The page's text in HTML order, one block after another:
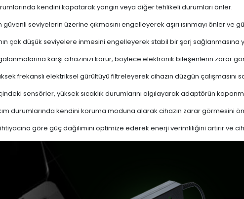
kendini kapatarak yangın veya diğer tehlikeli durumları önler.
güvenli seviyelerin üzerine çıkmasını engelleyerek aşırı ısınmayı önler ve
çok düşük seviyelere inmesini engelleyerek stabil bir şarj sağlanmasına
karşı cihazınızı korur, böylece elektronik bileşenlerin zarar
frekanslı elektriksel gürültüyü filtreleyerek cihazın düzgün çalışmasını
sensörler, yüksek sıcaklık durumlarını algılayarak adaptörün
durumlarında kendini koruma moduna alarak cihazın zarar görmesini
göre güç dağılımını optimize ederek enerji verimliliğini artırır ve